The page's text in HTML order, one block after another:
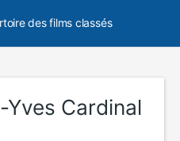
des films classés
Yves Cardinal